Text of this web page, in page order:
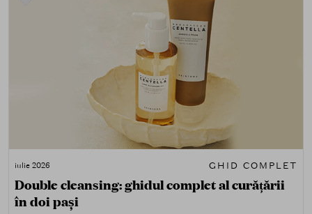
iulie 2026 GHID COMPLET
Double cleansing: ghidul complet al curățării
în doi pași